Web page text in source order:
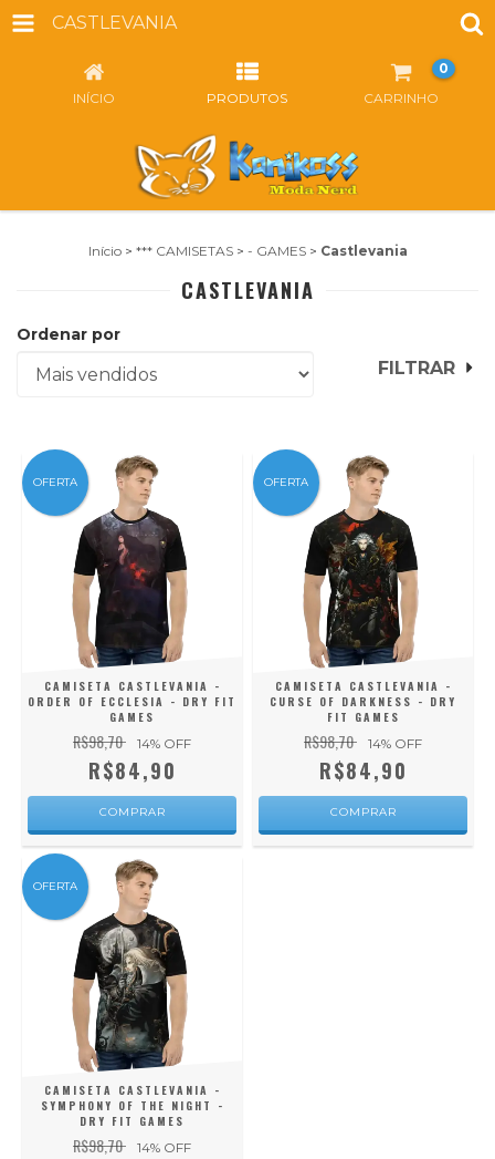
CASTLEVANIA
INÍCIO PRODUTOS CARRINHO
0
Início > *** CAMISETAS > - GAMES > Castlevania
CASTLEVANIA
Ordenar por
FILTRAR
OFERTA
CAMISETA CASTLEVANIA -
ORDER OF ECCLESIA - DRY FIT
GAMES
R$98,70 14% OFF
R$84,90
COMPRAR
OFERTA
CAMISETA CASTLEVANIA -
CURSE OF DARKNESS - DRY
FIT GAMES
R$98,70 14% OFF
R$84,90
COMPRAR
OFERTA
CAMISETA CASTLEVANIA -
SYMPHONY OF THE NIGHT -
DRY FIT GAMES
R$98,70 14% OFF